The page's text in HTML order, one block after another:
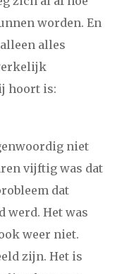
novemberworden. En
alles
hoort is:
niet
vijftig was dat
dat
werd. Het was
weer niet.
zijn. Het is